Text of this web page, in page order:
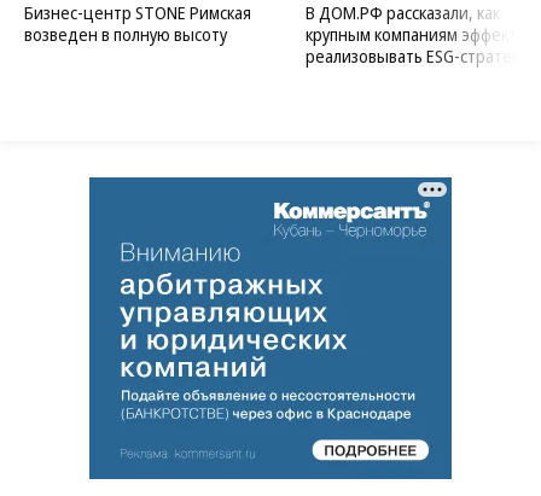
Бизнес-центр STONE Римская
возведен в полную высоту
В ДОМ.РФ рассказали, как
крупным компаниям
реализовывать ESG-стратегию